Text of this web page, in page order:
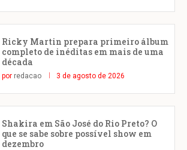
Ricky Martin prepara primeiro álbum
completo de inéditas em mais de uma
década
por redacao 3 de agosto de 2026
Shakira em São José do Rio Preto? O
que se sabe sobre possível show em
dezembro